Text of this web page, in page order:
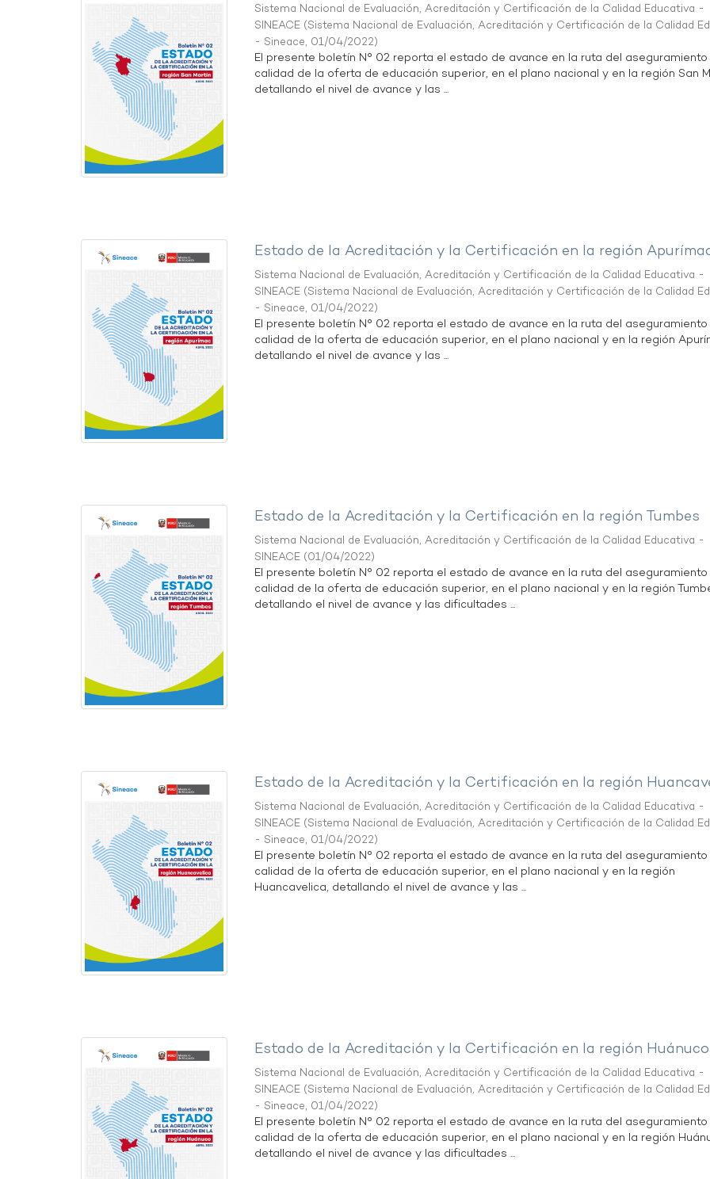
Sistema Nacional de Evaluación, Acreditación y Certificación de la Calidad Educativa -
SINEACE (Sistema Nacional de Evaluación, Acreditación y Certificación de la Calidad
- Sineace, 01/04/2022)
El presente boletín N° 02 reporta el estado de avance en la ruta del
calidad de la oferta de educación superior, en el plano nacional y en la región San
detallando el nivel de avance y las ...
Estado de la Acreditación y la Certificación en la región
Sistema Nacional de Evaluación, Acreditación y Certificación de la Calidad Educativa -
SINEACE (Sistema Nacional de Evaluación, Acreditación y Certificación de la Calidad
- Sineace, 01/04/2022)
El presente boletín N° 02 reporta el estado de avance en la ruta del
calidad de la oferta de educación superior, en el plano nacional y en la región
detallando el nivel de avance y las ...
Estado de la Acreditación y la Certificación en la región Tumbes
Sistema Nacional de Evaluación, Acreditación y Certificación de la Calidad Educativa -
SINEACE (01/04/2022)
El presente boletín N° 02 reporta el estado de avance en la ruta del
calidad de la oferta de educación superior, en el plano nacional y en la región
detallando el nivel de avance y las dificultades ...
Estado de la Acreditación y la Certificación en la región
Sistema Nacional de Evaluación, Acreditación y Certificación de la Calidad Educativa -
SINEACE (Sistema Nacional de Evaluación, Acreditación y Certificación de la Calidad
- Sineace, 01/04/2022)
El presente boletín N° 02 reporta el estado de avance en la ruta del
calidad de la oferta de educación superior, en el plano nacional y en la región
Huancavelica, detallando el nivel de avance y las ...
Estado de la Acreditación y la Certificación en la región Huánuco
Sistema Nacional de Evaluación, Acreditación y Certificación de la Calidad Educativa -
SINEACE (Sistema Nacional de Evaluación, Acreditación y Certificación de la Calidad
- Sineace, 01/04/2022)
El presente boletín N° 02 reporta el estado de avance en la ruta del
calidad de la oferta de educación superior, en el plano nacional y en la región
detallando el nivel de avance y las dificultades ...